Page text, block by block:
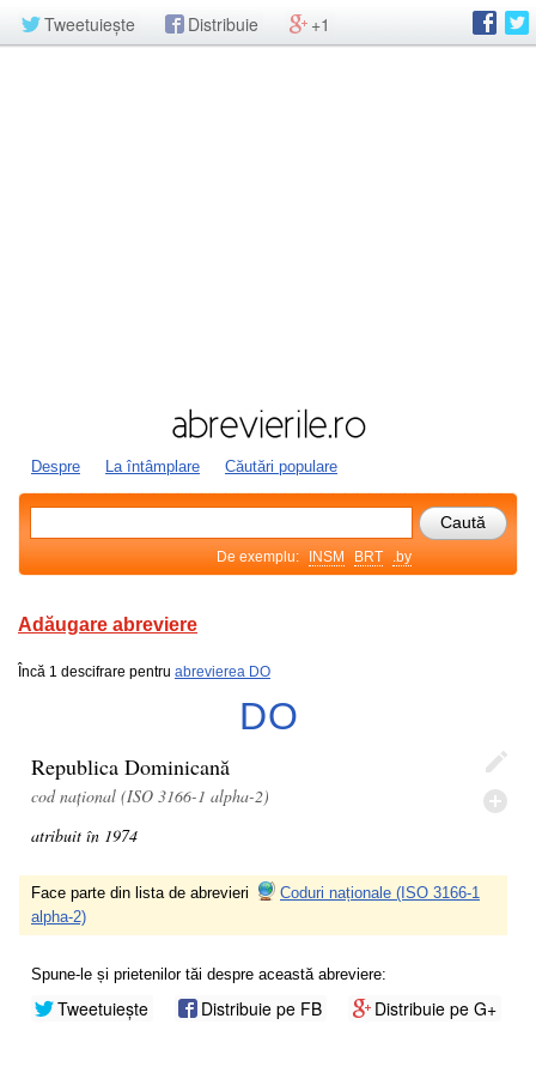
Tweetuiește Distribuie +1
Despre La întâmplare Căutări populare
De exemplu: INSM BRT .by
Adăugare abreviere
Încă 1 descifrare pentru abrevierea DO
DO
Republica Dominicană
cod național (ISO 3166-1 alpha-2)
atribuit în 1974
Face parte din lista de abrevieri
Coduri naționale (ISO 3166-1
alpha-2)
Spune-le și prietenilor tăi despre această abreviere:
Tweetuiește Distribuie pe FB Distribuie pe G+